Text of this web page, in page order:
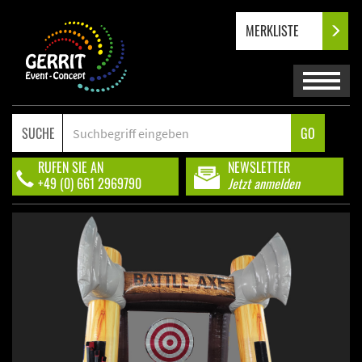
MERKLISTE
SUCHE
GO
RUFEN SIE AN
+49 (0) 661 2969790
NEWSLETTER
Jetzt anmelden